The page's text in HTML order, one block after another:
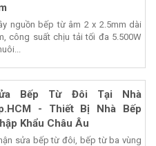
nguồn bếp từ âm 2 x 2.5mm dài
công suất chịu tải tối đa 5.500W
Bếp Từ Đôi Tại Nhà
- Thiết Bị Nhà Bếp
Khẩu Châu Âu
sửa bếp từ đôi, bếp từ ba vùng